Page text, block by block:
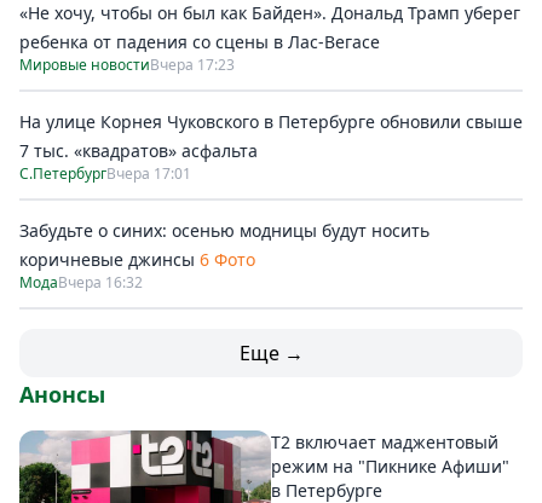
«Не хочу, чтобы он был как Байден». Дональд Трамп уберег
ребенка от падения со сцены в Лас-Вегасе
Мировые новостиВчера 17:23
На улице Корнея Чуковского в Петербурге обновили свыше
7 тыс. «квадратов» асфальта
С.ПетербургВчера 17:01
Забудьте о синих: осенью модницы будут носить
коричневые джинсы 6 Фото
МодаВчера 16:32
Еще →
Анонсы
Т2 включает маджентовый
режим на "Пикнике Афиши"
в Петербурге